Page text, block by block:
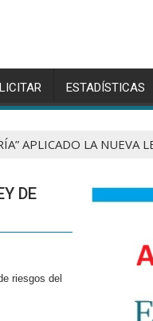
ESTADÍSTICAS
APLICADO LA NUEVA
DE
riesgos del